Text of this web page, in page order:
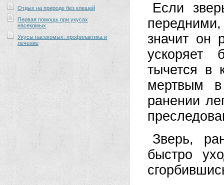
Отдых на природе без клещей
Первая помощь при укусах
насекомых
Укусы насекомых: профилактика и
лечение
Если
значит он
ускоряет
тычется в
мертвым
ранении
Зверь,
быстро